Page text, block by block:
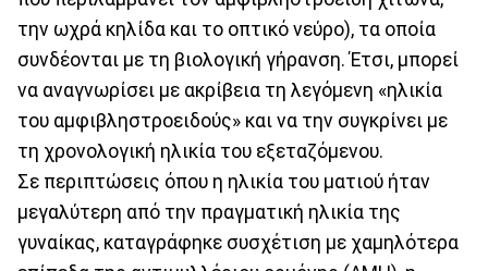
την ωχρά κηλίδα και το οπτικό νεύρο), τα οποία
συνδέονται με τη βιολογική γήρανση. Έτσι, μπορεί
να αναγνωρίσει με ακρίβεια τη λεγόμενη «ηλικία
του αμφιβληστροειδούς» και να την συγκρίνει με
τη χρονολογική ηλικία του εξεταζόμενου.
Σε περιπτώσεις όπου η ηλικία του ματιού ήταν
μεγαλύτερη από την πραγματική ηλικία της
γυναίκας, καταγράφηκε συσχέτιση με χαμηλότερα